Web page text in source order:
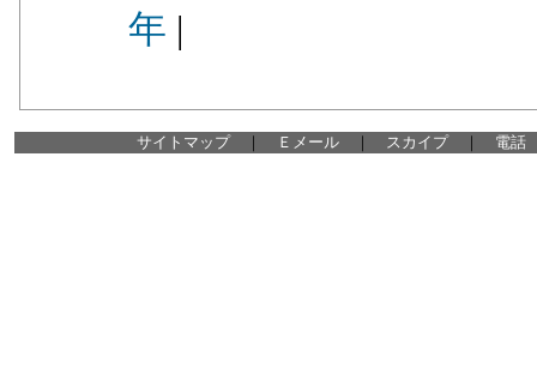
年 |
サイトマップ｜ Ｅメール スカイプ｜ 電話